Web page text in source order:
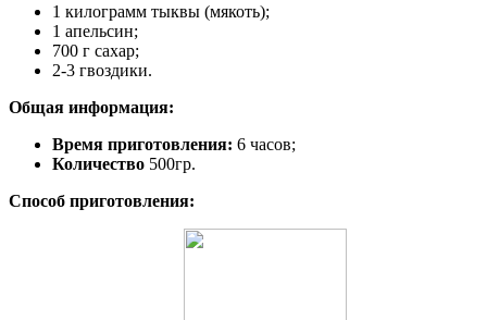
1 килограмм тыквы (мякоть);
1 апельсин;
700 г сахар;
2-3 гвоздики.
Общая информация:
Время приготовления: 6 часов;
Количество 500гр.
Способ приготовления: